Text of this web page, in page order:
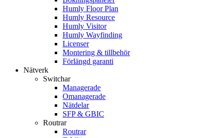
Humly Floor Plan
Humly Resource
Humly Visitor
Humly Wayfinding
Licenser
Montering & tillbehör
Förlängd garanti
Nätverk
Switchar
Managerade
Omanagerade
Nätdelar
SFP & GBIC
Routrar
Routrar